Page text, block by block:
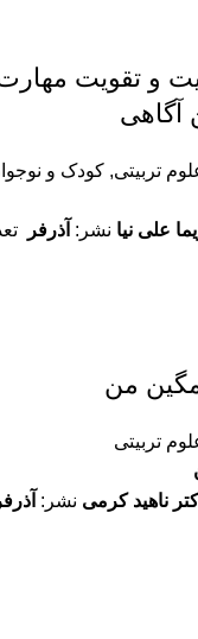
و تقویت
آگاهی
تربیتی, کودک و
علی نیا نشر: آذرفر
من
تربیتی
ناهید کرمی نشر: آذرفر